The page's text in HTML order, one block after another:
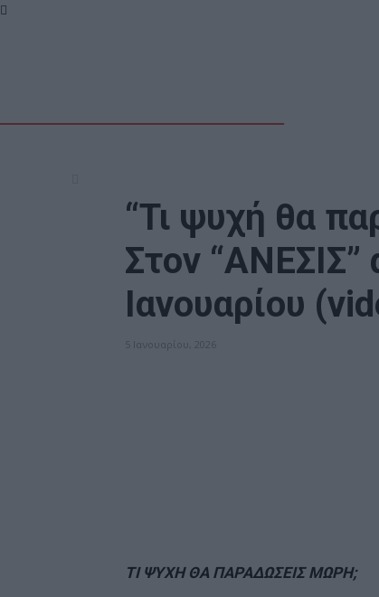
“Τι ψυχή θα
Στον
Ιανουαρίου
5 Ιανουαρίου, 2026
ΤΙ ΨΥΧΗ ΘΑ ΠΑΡΑΔΩΣΕΙΣ ΜΩΡΗ;